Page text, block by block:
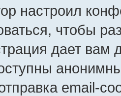
настроил
чтобы
дает вам
email-